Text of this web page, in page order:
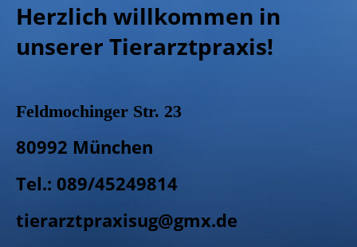
Herzlich willkommen in
unserer Tierarztpraxis!
Feldmochinger Str. 23
80992 München
Tel.: 089/45249814
tierarztpraxisug@gmx.de